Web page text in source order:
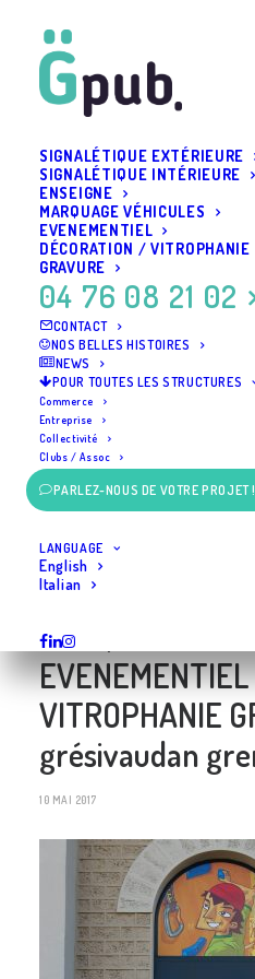
SIGNALÉTIQUE EXTÉRIEURE
SIGNALÉTIQUE INTÉRIEURE
ENSEIGNE
MARQUAGE VÉHICULES
EVENEMENTIEL
DÉCORATION / VITROPHANIE
GRAVURE
04 76 08 21 02
CONTACT
NOS BELLES HISTOIRES
NEWS
POUR TOUTES LES STRUCTURES
Commerce
Entreprise
Collectivité
Clubs / Assoc
PARLEZ-NOUS DE VOTRE PROJET !
LANGUAGE
English
Italian
club sportif SIGNALÉTIQUE
INTÉRIEURE ENSEIGNE
EVENEMENTIEL
Accueil
Header | Clubs /
club sportif SIGNALÉTIQUE
ENSEIGNE MARQUAGE
VITROPHANIE GRAVURE
club sportif
EXTÉRIEURE
INTÉRIEURE
MARQUAGE
VITROPHANIE
grésivaudan
10 MAI 2017